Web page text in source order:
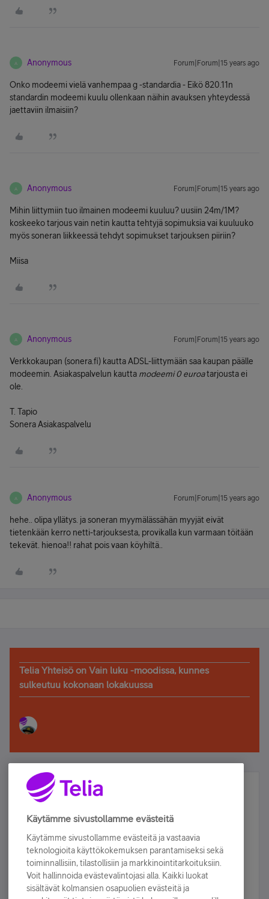
A Anonymous Forum|Forum|15 years ago
Onko modeemi vielä vanhempaa g -standardia - Eikö 820.11n
standardin modeemi kuulu ollenkaan näihin avauksen yhteydessä
jaettaviin ilmaisiin?
A Anonymous Forum|Forum|15 years ago
Mihin liittymiin tuo ilmainen modeemi kuuluu? uusiin 24m/1M?
koskeeko tarjous vain netin kautta tehtyjä sopimuksia vai kuuluuko
myös soneran liikkeessä tehdyt sopimukset tarjouksen piiriin?
Miisa
A Anonymous Forum|Forum|15 years ago
Verkkokaupan (sonera.fi) kautta ADSL-liittymään saa kaupan päälle
modeemin. Asiakaspalvelun kautta modeemi 0 euroatarjousta ei
ole.
T. Tapio
Sonera Asiakaspalvelu
A Anonymous Forum|Forum|15 years ago
hehe.. olipa yllätys. ja soneran myymälässähän myyjät eivät
tietenkään kerro netti-tarjouksesta, provikalla kun varmaan töitään
tekevät. hienoa!! rahat pois vaan köyhiltä..
Telia Yhteisö on Vain luku -moodissa, kunnes
sulkeutuu kokonaan lokakuussa
Älä jää paitsi – osallistu ja voita!
Tilaa Telian uutiskirje ja olet mukana arvonnassa.
sähköpostiisi.
Tilaa nyt
Käytämme sivustollamme evästeitä
Käytämme sivustollamme evästeitä ja vastaavia
teknologioita käyttökokemuksen parantamiseksi sekä
toiminnallisiin, tilastollisiin ja markkinointitarkoituksiin.
Voit hallinnoida evästevalintojasi alla. Kaikki luokat
sisältävät kolmansien osapuolien evästeitä ja